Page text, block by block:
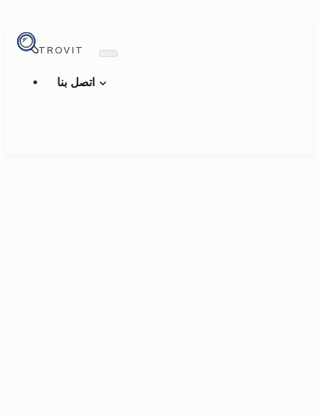
TROVIT